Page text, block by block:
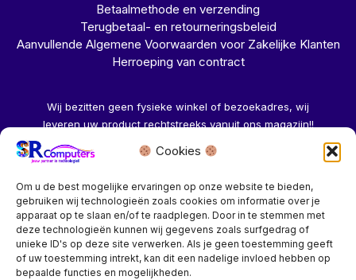
Cookies
Om u de best mogelijke ervaringen op onze website te bieden,
gebruiken wij technologieën zoals cookies om informatie over je
apparaat op te slaan en/of te raadplegen. Door in te stemmen met
deze technologieën kunnen wij gegevens zoals surfgedrag of
unieke ID's op deze site verwerken. Als je geen toestemming geeft
of uw toestemming intrekt, kan dit een nadelige invloed hebben op
bepaalde functies en mogelijkheden.
Betaalmethode en verzending
Terugbetaal- en retourneringsbeleid
Aanvullende Algemene Voorwaarden voor Zakelijke Klanten
Herroeping van contract
Wij bezitten geen fysieke winkel of bezoekadres, wij
leveren uw product rechtstreeks vanuit ons magazijn!!
Herroeping aanvragen →
Bedrijf? vraag een account aan voor speciale prijzen!